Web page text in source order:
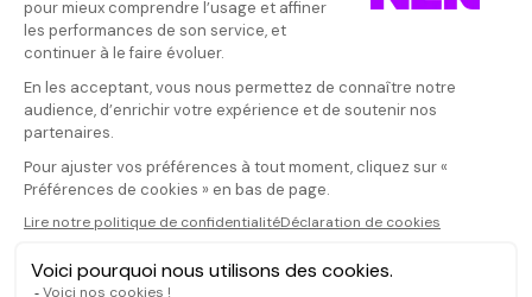
Donnez votre avis
Votre note
Votre commentaire
Il faut vous connecter pour
publier un avis
CONNEXION
Comment ne
ce film.